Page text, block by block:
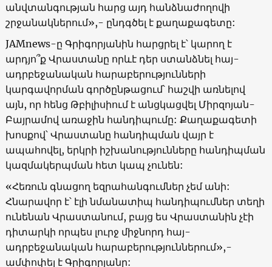
անվտանգության հարց այդ հանձնաժողովի
շրջանակներում»,- ընդգծել է քաղաքագետը:
JAMnews-ը Գրիգորյանին հարցրել է՝ կարող է
արդյո՞ք Վրաստանը որևէ դեր ստանձնել հայ-
ադրբեջանական հարաբերությունների
կարգավորման գործընթացում՝ հաշվի առնելով
այն, որ հենց Թբիլիսիում է անցկացվել Միրզոյան-
Բայրամով առաջին հանդիպումը: Քաղաքագետի
խոսքով՝ Վրաստանը հանդիպման վայր է
ապահովել, երկրի իշխանությունները հանդիպման
կազմակերպման հետ կապ չունեն:
«Հեռուն գնացող եզրահանգումներ չեմ անի:
Հնարավոր է՝ էլի նմանատիպ հանդիպումներ տեղի
ունենան Վրաստանում, բայց ես Վրաստանին չէի
դիտարկի որպես լուրջ միջնորդ հայ-
ադրբեջանական հարաբերություններում»,-
ամփոփել է Գրիգորյանը: